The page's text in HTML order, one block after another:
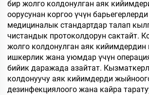
бир жолго колдонулган аяк
оорусунан коргоо үчүн
медициналык стандартдар талап
чистандык протоколдорун сактайт.
жолго колдонулган аяк
ишкерлик жана уюмдар үчүн
бийик даражада азайтат.
колдонуучу аяк кийимдерди
дезинфекциялоого жана кайра